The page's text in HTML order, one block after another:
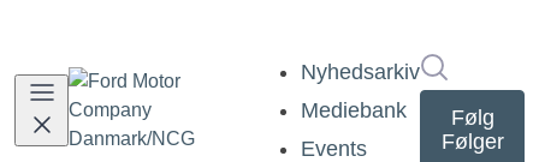
Nyhedsarkiv
Mediebank
Events
Følg
Følger